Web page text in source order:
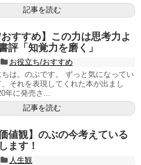
記事を読む
おすすめ】この力は思考力よ
評「知覚力を磨く」
お役立ち/おすすめ
ちは。のぶです。 ずっと気になってい
それを表現してくれた本が出まし
年に発売さ...
記事を読む
値観】のぶの今考えている
ます！
人生観